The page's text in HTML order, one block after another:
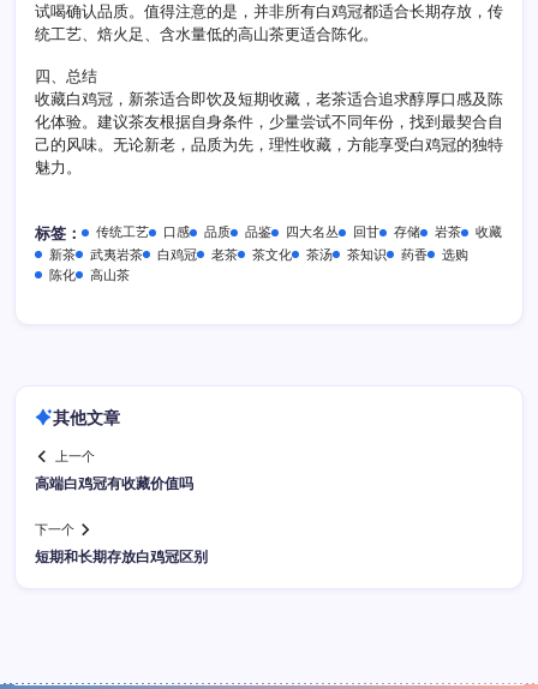
试喝确认品质。值得注意的是，并非所有白鸡冠都适合长期存放，传
统工艺、焙火足、含水量低的高山茶更适合陈化。
四、总结
收藏白鸡冠，新茶适合即饮及短期收藏，老茶适合追求醇厚口感及陈
化体验。建议茶友根据自身条件，少量尝试不同年份，找到最契合自
己的风味。无论新老，品质为先，理性收藏，方能享受白鸡冠的独特
魅力。
标签： 传统工艺 口感 品质 品鉴 四大名丛 回甘 存储 岩茶
收藏
新茶
武夷岩茶 白鸡冠 老茶 茶文化 茶汤 茶知识 药香
选购
陈化
高山茶
其他文章
上一个
高端白鸡冠有收藏价值吗
下一个
短期和长期存放白鸡冠区别